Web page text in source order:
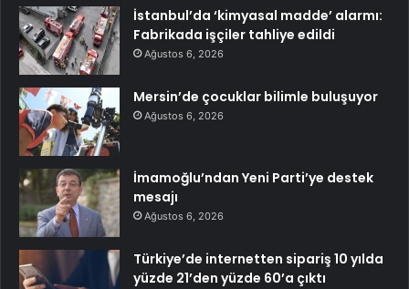
İstanbul’da ‘kimyasal madde’ alarmı:
Fabrikada işçiler tahliye edildi
Ağustos 6, 2026
Mersin’de çocuklar bilimle buluşuyor
Ağustos 6, 2026
İmamoğlu’ndan Yeni Parti’ye destek
mesajı
Ağustos 6, 2026
Türkiye’de internetten sipariş 10 yılda
yüzde 21’den yüzde 60’a çıktı